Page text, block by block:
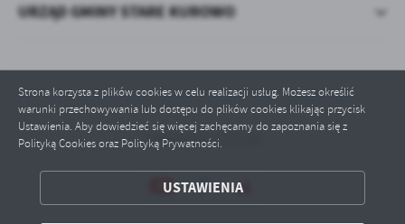
Strona korzysta z plików cookies w celu realizacji usług. Możesz określić
warunki przechowywania lub dostępu do plików cookies klikając przycisk
Ustawienia. Aby dowiedzieć się więcej zachęcamy do zapoznania się z
Polityką Cookies oraz Polityką Prywatności.
USTAWIENIA
ODRZUĆ WSZYSTKIE
URZĄD GMINY STARE KUROWO
Odwiedzin: 633156